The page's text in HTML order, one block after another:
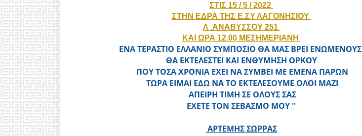
ΣΤΙΣ 15 / 5 / 2022
ΣΤΗΝ ΕΔΡΑ ΤΗΣ Ε.ΣΥ ΛΑΓΟΝΗΣΙΟΥ
Λ .ΑΝΑΒΥΣΣΟΥ 251
ΚΑΙ ΩΡΑ 12.00 ΜΕΣΗΜΕΡΙΑΝΗ
ΕΝΑ ΤΕΡΑΣΤΙΟ ΕΛΛΑΝΙΟ ΣΥΜΠΟΣΙΟ ΘΑ ΜΑΣ ΒΡΕΙ ΕΝΩΜΕΝΟΥΣ
ΘΑ ΕΚΤΕΛΕΣΤΕΙ ΚΑΙ ΕΝΘΥΜΗΣΗ ΟΡΚΟΥ
ΠΟΥ ΤΟΣΑ ΧΡΟΝΙΑ ΕΧΕΙ ΝΑ ΣΥΜΒΕΙ ΜΕ ΕΜΕΝΑ ΠΑΡΩΝ
ΤΩΡΑ ΕΙΜΑΙ ΕΔΩ ΝΑ ΤΟ ΕΚΤΕΛΕΣΟΥΜΕ ΟΛΟΙ ΜΑΖΙ
ΑΠΕΙΡΗ ΤΙΜΗ ΣΕ ΟΛΟΥΣ ΣΑΣ
ΕΧΕΤΕ ΤΟΝ ΣΕΒΑΣΜΟ ΜΟΥ ''
ΑΡΤΕΜΗΣ ΣΩΡΡΑΣ